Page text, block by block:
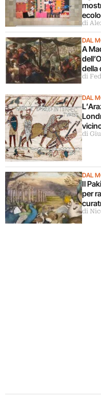
di
DAL
A
della
di
DAL
di
DAL
Il
per
di